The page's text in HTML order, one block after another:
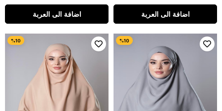
اضافة الى العربة اضافة الى العربة